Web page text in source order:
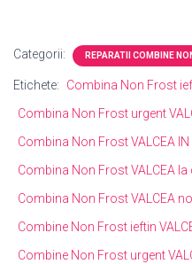
Categorii: REPARATII COMBINE
Etichete:
Combina Non Frost
Combina Non Frost urgent
Combina Non Frost VALCEA IN
Combina Non Frost VALCEA
Combina Non Frost VALCEA
Combine Non Frost ieftin
Combine Non Frost urgent